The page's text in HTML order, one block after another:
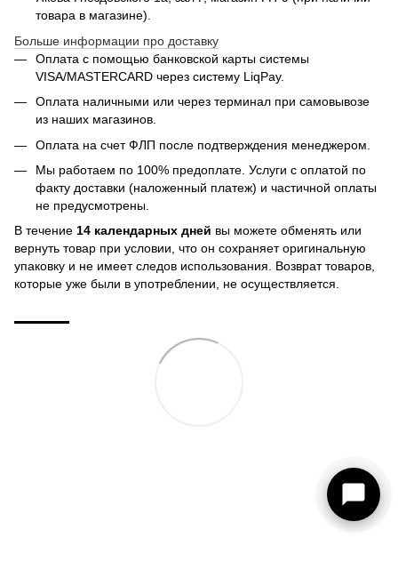
товара в магазине).
Больше информации про доставку
Оплата с помощью банковской карты системы
VISA/MASTERCARD через систему LiqPay.
Оплата наличными или через терминал при самовывозе
из наших магазинов.
Оплата на счет ФЛП после подтверждения менеджером.
Мы работаем по 100% предоплате. Услуги с оплатой по
факту доставки (наложенный платеж) и частичной оплаты
не предусмотрены.
В течение 14 календарных дней вы можете обменять или
вернуть товар при условии, что он сохраняет оригинальную
упаковку и не имеет следов использования. Возврат товаров,
которые уже были в употреблении, не осуществляется.